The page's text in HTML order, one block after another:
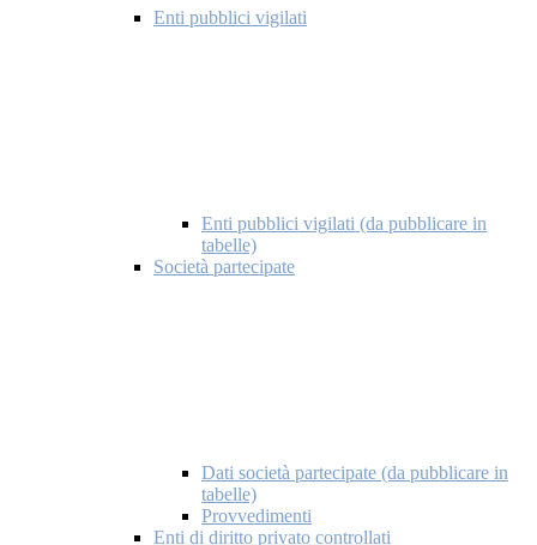
Enti pubblici vigilati
Enti pubblici vigilati (da pubblicare in
tabelle)
Società partecipate
Dati società partecipate (da pubblicare in
tabelle)
Provvedimenti
Enti di diritto privato controllati